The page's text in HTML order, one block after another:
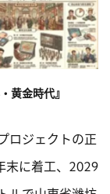
黄金時代』
ロジェクトの正
末に着工、2029